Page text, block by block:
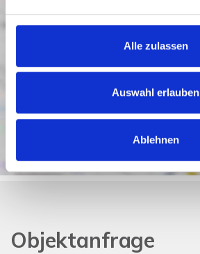
Alle zulassen
Auswahl erlauben
Ablehnen
Objektanfrage